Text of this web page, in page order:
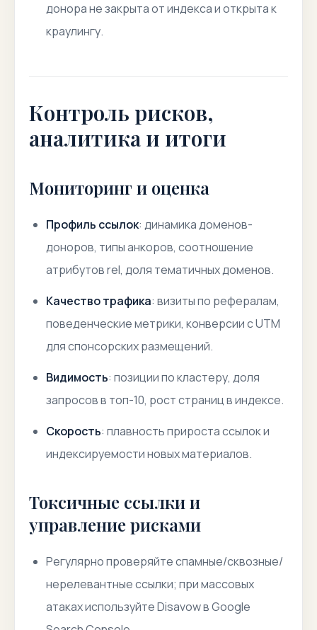
донора не закрыта от индекса и открыта к
краулингу.
Контроль рисков,
аналитика и итоги
Мониторинг и оценка
Профиль ссылок: динамика доменов-
доноров, типы анкоров, соотношение
атрибутов rel, доля тематичных доменов.
Качество трафика: визиты по рефералам,
поведенческие метрики, конверсии с UTM
для спонсорских размещений.
Видимость: позиции по кластеру, доля
запросов в топ-10, рост страниц в индексе.
Скорость: плавность прироста ссылок и
индексируемости новых материалов.
Токсичные ссылки и
управление рисками
Регулярно проверяйте спамные/сквозные/
нерелевантные ссылки; при массовых
атаках используйте Disavow в Google